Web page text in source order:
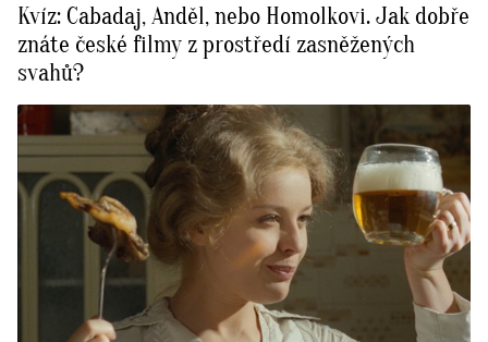
Kvíz: Cabadaj, Anděl, nebo Homolkovi. Jak dobře
znáte české filmy z prostředí zasněžených
svahů?